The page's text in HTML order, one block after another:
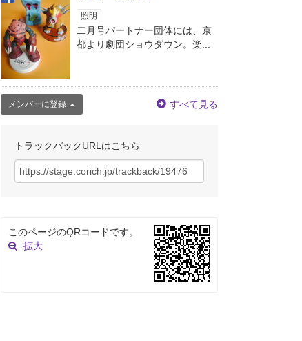
照明
二月号パートナー団体には、京
都より劇団ショウダウン。楽...
メンバーに登録 すべて見る
トラックバックURLはこちら
このページのQRコードです。
拡大